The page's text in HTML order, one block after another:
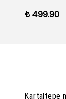
₺ 499.90
Kartaltepe